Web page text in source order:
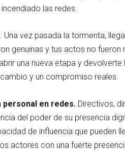
las redes.
. Una vez pasada la tormenta,
genuinas y tus actos no fueron
una nueva etapa y
y un compromiso reales.
en redes. Directivos,
del poder de su presencia
de influencia que pueden
actores con una fuerte